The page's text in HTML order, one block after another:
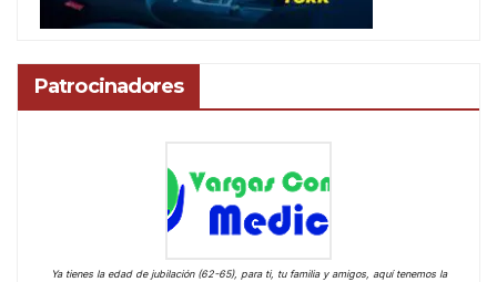
Patrocinadores
Ya tienes la edad de jubilación (62-65), para ti, tu familia y amigos, aquí tenemos la